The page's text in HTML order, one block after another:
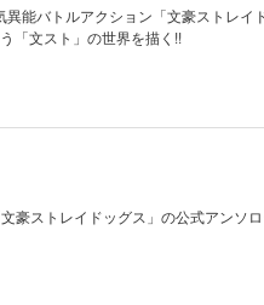
能バトルアクション「文豪ストレイ
「文スト」の世界を描く!!
豪ストレイドッグス」の公式アンソロ